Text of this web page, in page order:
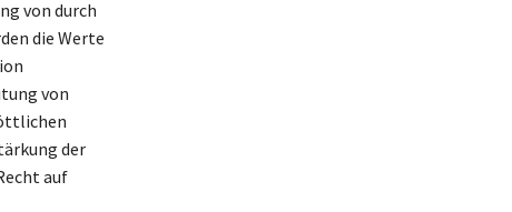
von durch
die Werte
von
der
auf